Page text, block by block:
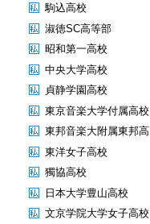
駒込高校
淑徳SC高等部
昭和第一高校
中央大学高校
貞静学園高校
東京音楽大学付属高校
東邦音楽大附属東邦高
東洋女子高校
獨協高校
日本大学豊山高校
文京学院大学女子高校